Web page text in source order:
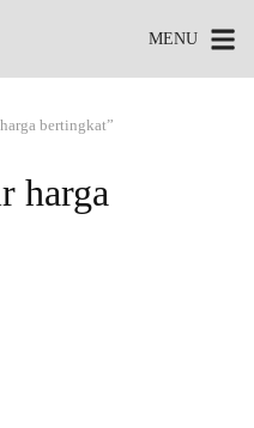
MENU
bertingkat”
harga